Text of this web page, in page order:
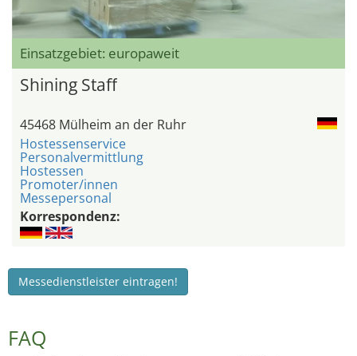
Einsatzgebiet: europaweit
Shining Staff
45468 Mülheim an der Ruhr
Hostessenservice
Personalvermittlung
Hostessen
Promoter/innen
Messepersonal
Korrespondenz:
Messedienstleister eintragen!
FAQ